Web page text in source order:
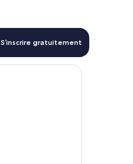
S’inscrire gratuitement